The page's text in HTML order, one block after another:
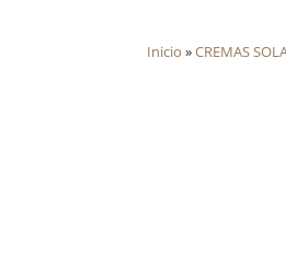
Inicio »CREMAS